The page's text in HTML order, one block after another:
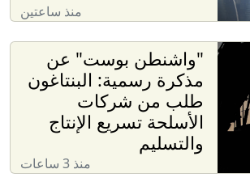
منذ ساعتين
"واشنطن بوست" عن
مذكرة رسمية: البنتاغون
طلب من شركات
الأسلحة تسريع الإنتاج
والتسليم
منذ 3 ساعات